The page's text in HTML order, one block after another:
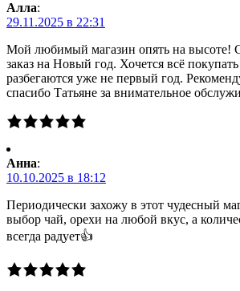
Алла:
29.11.2025 в 22:31
Мой любимый магазин опять на высоте!
заказ на Новый год. Хочется всё покупать
разбегаются уже не первый год.
спасибо Татьяне за внимательное
Анна:
10.10.2025 в 18:12
Периодически захожу в этот чудесный
выбор чай, орехи на любой вкус, а
всегда радует👍